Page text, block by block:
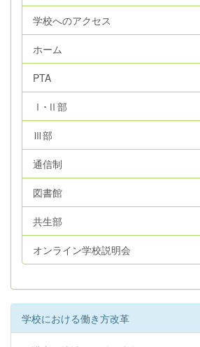
学校へのアクセス
ホーム
PTA
Ⅰ･Ⅱ部
Ⅲ部
通信制
図書館
共生部
オンライン学校説明会
学校における働き方改革